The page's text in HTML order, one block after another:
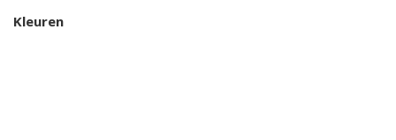
Kleuren